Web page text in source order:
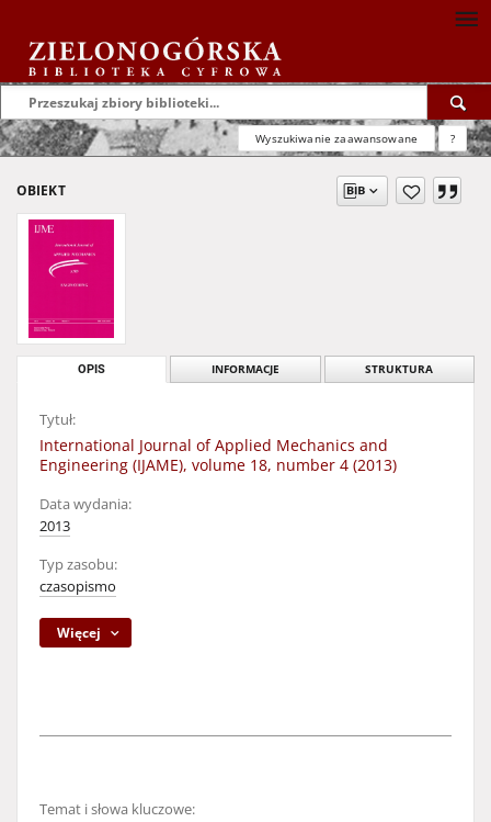
Wyszukiwanie zaawansowane ?
OBIEKT
OPIS INFORMACJE STRUKTURA
Tytuł:
International Journal of Applied Mechanics and
Engineering (IJAME), volume 18, number 4 (2013)
Data wydania:
2013
Typ zasobu:
czasopismo
Więcej
Temat i słowa kluczowe: